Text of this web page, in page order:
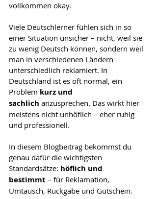
vollkommen okay.
Viele Deutschlerner fühlen sich in so
einer Situation unsicher – nicht, weil sie
zu wenig Deutsch können, sondern weil
man in verschiedenen Ländern
unterschiedlich reklamiert. In
Deutschland ist es oft normal, ein
Problem kurz und
sachlich anzusprechen. Das wirkt hier
meistens nicht unhöflich – eher ruhig
und professionell.
In diesem Blogbeitrag bekommst du
genau dafür die wichtigsten
Standardsätze: höflich und
bestimmt – für Reklamation,
Umtausch, Rückgabe und Gutschein.